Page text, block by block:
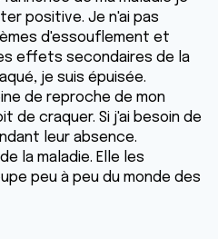
positive. Je n'ai pas
d'essouflement et
effets secondaires de la
je suis épuisée.
de reproche de mon
de craquer. Si j'ai besoin de
leur absence.
la maladie. Elle les
peu à peu du monde des